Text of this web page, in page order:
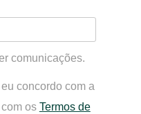
comunicações.
concordo com a
os Termos de